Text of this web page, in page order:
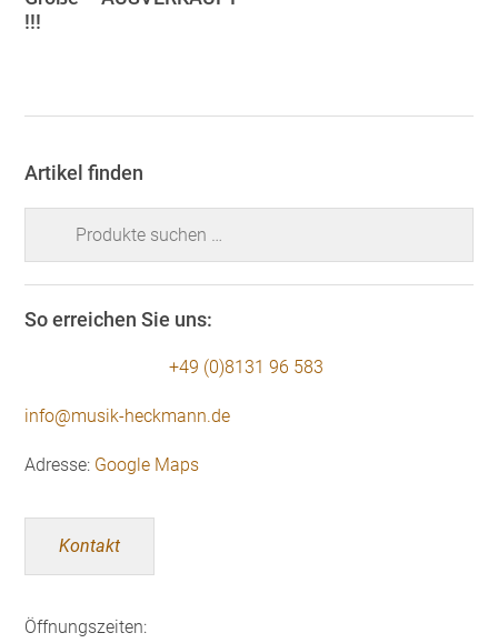
!!!
Artikel finden
So erreichen Sie uns:
+49 (0)8131 96 583
info@musik-heckmann.de
Adresse: Google Maps
Kontakt
Öffnungszeiten: